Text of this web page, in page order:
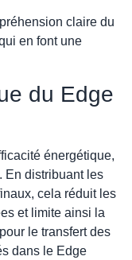
claire du
en font une
du Edge
énergétique,
En distribuant les
cela réduit les
et limite ainsi la
le transfert des
dans le Edge